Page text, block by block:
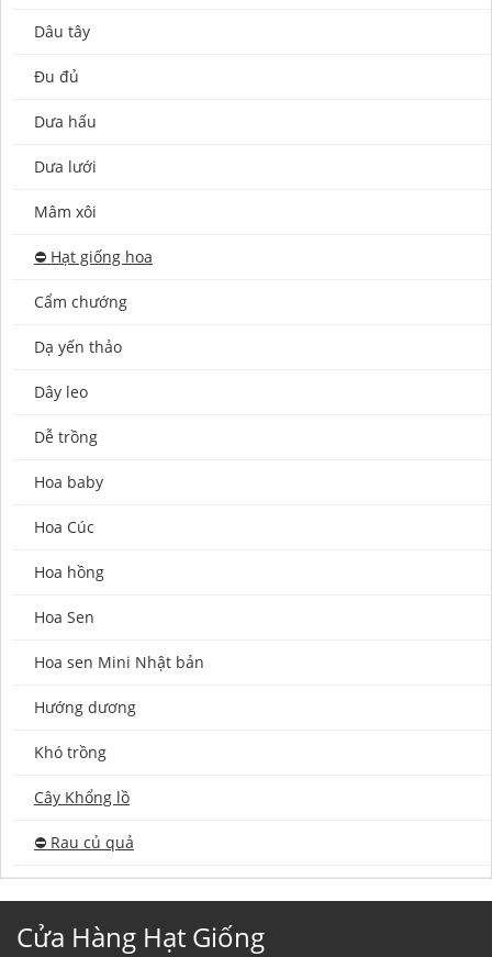
Dâu tây
Đu đủ
Dưa hấu
Dưa lưới
Mâm xôi
⛔️ Hạt giống hoa
Cẩm chướng
Dạ yến thảo
Dây leo
Dễ trồng
Hoa baby
Hoa Cúc
Hoa hồng
Hoa Sen
Hoa sen Mini Nhật bản
Hướng dương
Khó trồng
Cây Khổng lồ
⛔️ Rau củ quả
Cửa Hàng Hạt Giống